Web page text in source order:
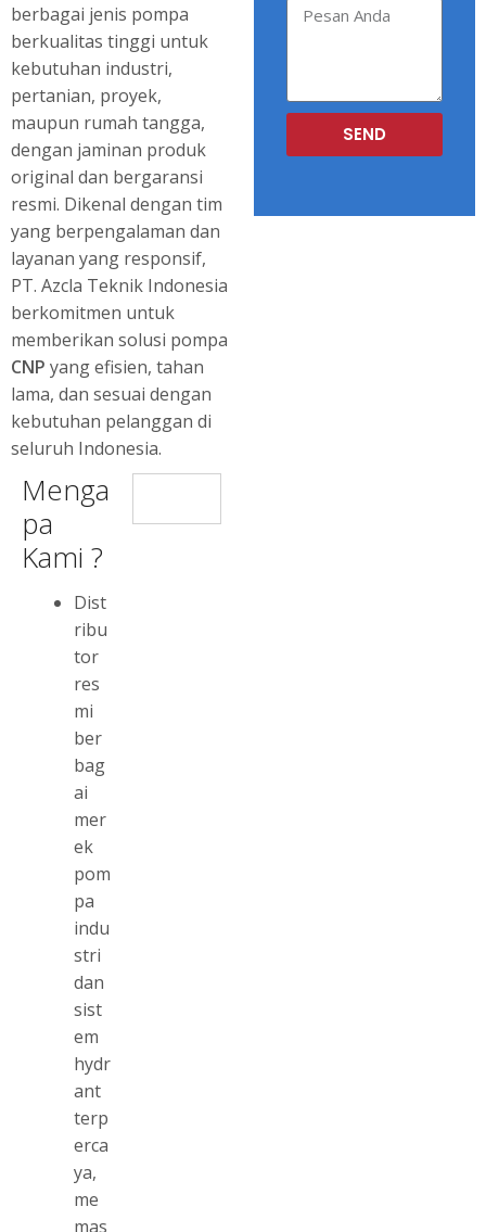
berbagai jenis pompa
berkualitas tinggi untuk
kebutuhan industri,
pertanian, proyek,
maupun rumah tangga,
dengan jaminan produk
original dan bergaransi
resmi. Dikenal dengan tim
yang berpengalaman dan
layanan yang responsif,
PT. Azcla Teknik Indonesia
berkomitmen untuk
memberikan solusi pompa
CNP yang efisien, tahan
lama, dan sesuai dengan
kebutuhan pelanggan di
seluruh Indonesia.
Menga
pa
Kami ?
Dist
ribu
tor
res
mi
ber
bag
ai
mer
ek
pom
pa
indu
stri
dan
sist
em
hydr
ant
terp
erca
ya,
me
mas
SEND